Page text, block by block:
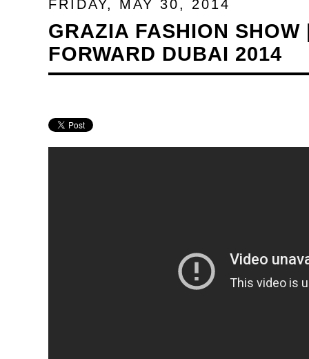
FRIDAY, MAY 30, 2014
GRAZIA FASHION SHOW
FORWARD DUBAI 2014